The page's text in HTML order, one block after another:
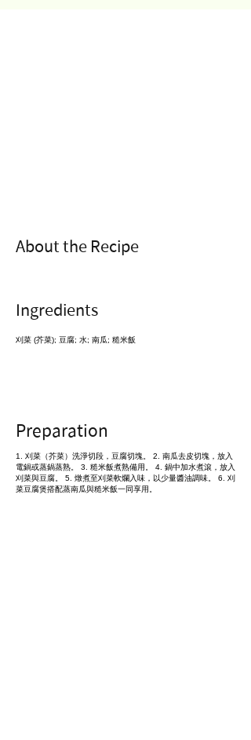
About the Recipe
Ingredients
刈菜 (芥菜); 豆腐; 水; 南瓜; 糙米飯
Preparation
1. 刈菜（芥菜）洗淨切段，豆腐切塊。 2. 南瓜去皮切塊，放入
電鍋或蒸鍋蒸熟。 3. 糙米飯煮熟備用。 4. 鍋中加水煮滾，放入
刈菜與豆腐。 5. 燉煮至刈菜軟爛入味，以少量醬油調味。 6. 刈
菜豆腐煲搭配蒸南瓜與糙米飯一同享用。